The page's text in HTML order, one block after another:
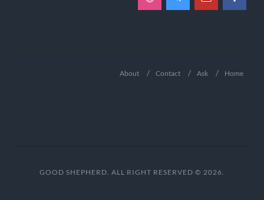
Home
Ask
Contact
About